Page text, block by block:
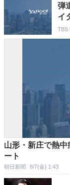
弾
イ
TBS
山形・新庄で熱
ート
朝日新聞 8/7(金) 1:43